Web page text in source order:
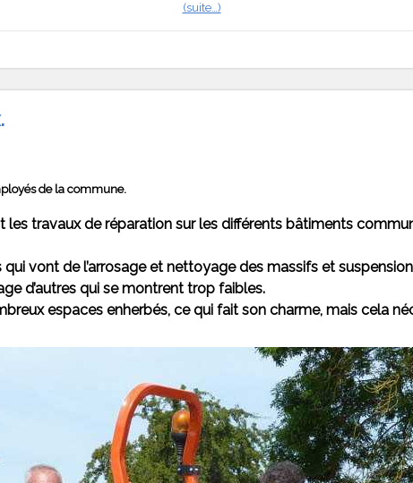
(suite…)
de la commune.
les travaux de réparation sur les différents bâtiments
vont de l’arrosage et nettoyage des massifs et
d’autres qui se montrent trop faibles.
espaces enherbés, ce qui fait son charme, mais cela